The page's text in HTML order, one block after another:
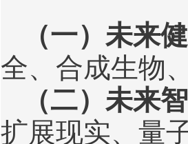
（一）未来
全、合成生物
（二）未来
扩展现实、量